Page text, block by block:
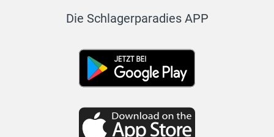
Die Schlagerparadies APP